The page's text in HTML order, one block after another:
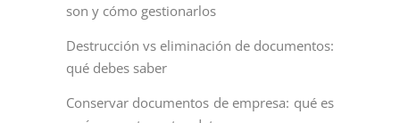
son y cómo gestionarlos
Destrucción vs eliminación de documentos:
qué debes saber
Conservar documentos de empresa: qué es